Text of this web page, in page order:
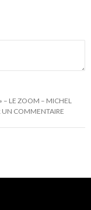
– LE ZOOM – MICHEL
UN COMMENTAIRE